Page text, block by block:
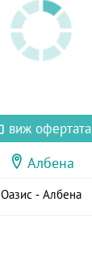
виж офертата
Албена
Оазис - Албена